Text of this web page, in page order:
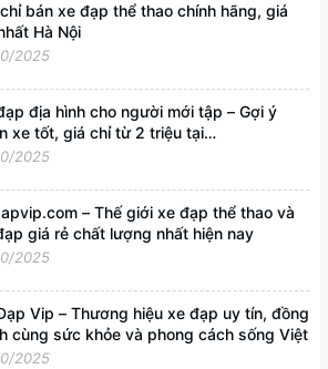
bán xe đạp thể thao chính hãng, giá
Hà Nội
2025
địa hình cho người mới tập – Gợi ý
xe tốt, giá chỉ từ 2 triệu tại
2025
– Thế giới xe đạp thể thao và
giá rẻ chất lượng nhất hiện nay
2025
Vip – Thương hiệu xe đạp uy tín, đồng
cùng sức khỏe và phong cách sống Việt
2025